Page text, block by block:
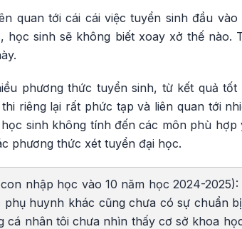
quan tới cái cái việc tuyển sinh đầu
học sinh sẽ không biết xoay xở thế nào.
phương thức tuyển sinh, từ kết quả tốt
riêng lại rất phức tạp và liên quan tới
sinh không tính đến các môn phù
phương thức xét tuyển đại học.
nhập học vào 10 năm học 2024-
huynh khác cũng chưa có sự chuẩn
cá nhân tôi chưa nhìn thấy cơ sở khoa